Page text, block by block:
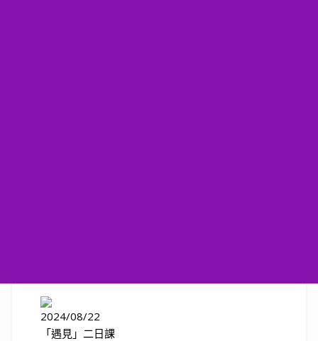
2024/08/22
「遇見」二日課